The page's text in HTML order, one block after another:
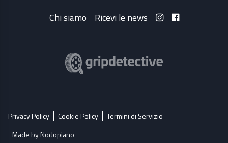
Chi siamo Ricevi le news
Privacy Policy Cookie Policy
Termini di Servizio
Made by Nodopiano